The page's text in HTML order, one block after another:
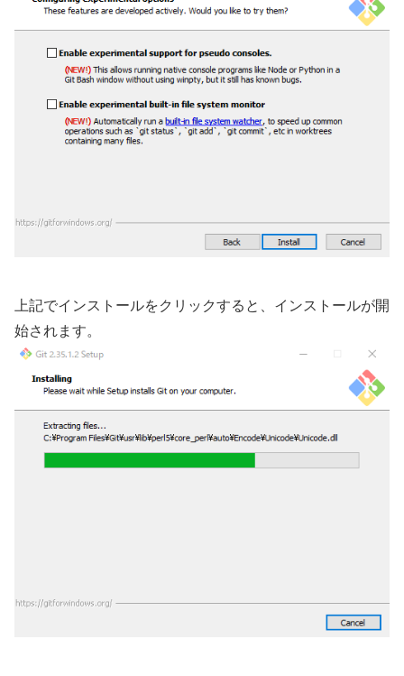
上記でインストールをクリックすると、インストールが開
始されます。